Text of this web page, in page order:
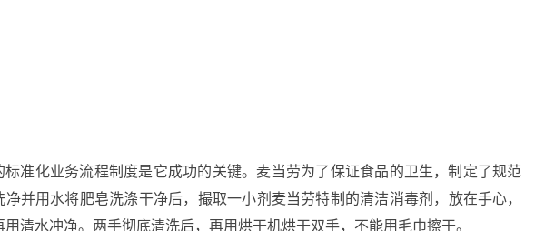
标准化业务流程制度是它成功的关键。麦当劳为了保证食品的卫生，制定了规范
并用水将肥皂洗涤干净后，撮取一小剂麦当劳特制的清洁消毒剂，放在手心，
清水冲净。两手彻底清洗后，再用烘干机烘干双手，不能用毛巾擦干。